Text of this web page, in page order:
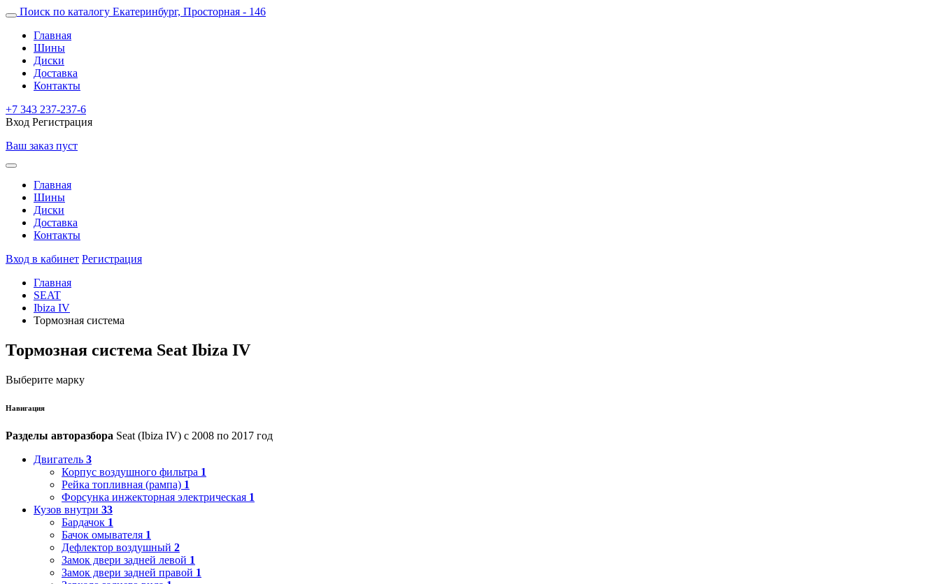
Поиск по каталогу Екатеринбург, Просторная - 146
Главная
Шины
Диски
Доставка
Контакты
+7 343 237-237-6
Вход Регистрация
Ваш заказ пуст
Главная
Шины
Диски
Доставка
Контакты
Вход в кабинет Регистрация
Главная
SEAT
Ibiza IV
Тормозная система
Тормозная система Seat Ibiza IV
Выберите марку
Навигация
Разделы авторазбора Seat (Ibiza IV) с 2008 по 2017 год
Двигатель 3
Корпус воздушного фильтра 1
Рейка топливная (рампа) 1
Форсунка инжекторная электрическая 1
Кузов внутри 33
Бардачок 1
Бачок омывателя 1
Дефлектор воздушный 2
Замок двери задней левой 1
Замок двери задней правой 1